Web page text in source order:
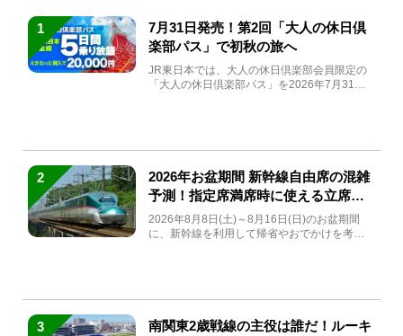
1
7月31日発売！第2回「大人の休日倶
楽部パス」で初秋の旅へ
JR東日本では、大人の休日倶楽部会員限定の
「大人の休日倶楽部パス」を2026年7月31日
2
2026年お盆期間 新幹線自由席の混雑
予測！指定席満席時に使える立席特
急券も解説
2026年8月8日(土)～8月16日(日)のお盆期間
に、新幹線を利用して帰省やおでかけを考え
3
南関東2歳戦線の主役は誰だ！ルーキ